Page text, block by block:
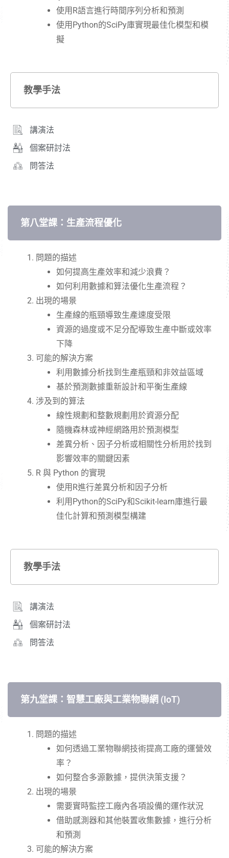
使用R語言進行時間序列分析和預測
使用Python的SciPy庫實現最佳化模型和模
擬
教學手法
講演法
個案研討法
問答法
第八堂課：生產流程優化
問題的描述
如何提高生產效率和減少浪費？
如何利用數據和算法優化生產流程？
出現的場景
生產線的瓶頸導致生產速度受限
資源的過度或不足分配導致生產中斷或效率
下降
可能的解決方案
利用數據分析找到生產瓶頸和非效益區域
基於預測數據重新設計和平衡生產線
涉及到的算法
線性規劃和整數規劃用於資源分配
隨機森林或神經網路用於預測模型
差異分析、因子分析或相關性分析用於找到
影響效率的關鍵因素
R 與 Python 的實現
使用R進行差異分析和因子分析
利用Python的SciPy和Scikit-learn庫進行最
佳化計算和預測模型構建
教學手法
講演法
個案研討法
問答法
第九堂課：智慧工廠與工業物聯網 (IoT)
問題的描述
如何透過工業物聯網技術提高工廠的運營效
率？
如何整合多源數據，提供決策支援？
出現的場景
需要實時監控工廠內各項設備的運作狀況
借助感測器和其他裝置收集數據，進行分析
和預測
可能的解決方案